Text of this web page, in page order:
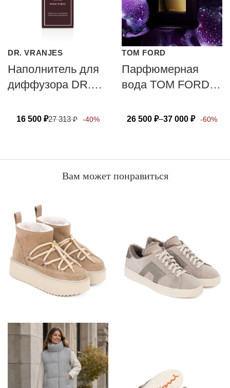
DR. VRANJES
Наполнитель для
диффузора DR.
FIRENZE ROSSO
16 500 ₽27 313₽ -40%
TOM FORD
Парфюмерная
вода TOM FORD
26 500 ₽–37 000 ₽ -60%
Вам может понравиться